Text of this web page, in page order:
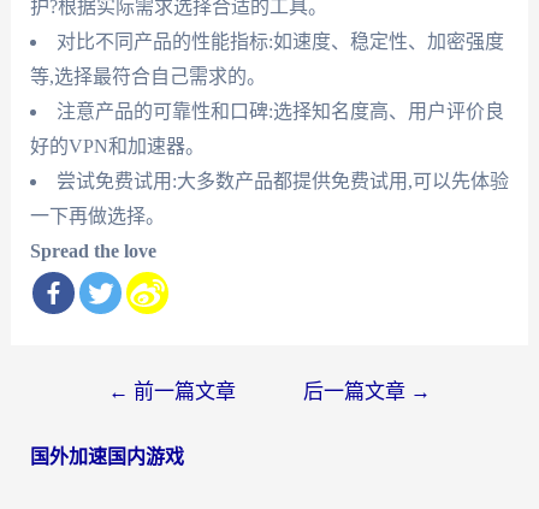
护?根据实际需求选择合适的工具。
对比不同产品的性能指标:如速度、稳定性、加密强度
等,选择最符合自己需求的。
注意产品的可靠性和口碑:选择知名度高、用户评价良
好的VPN和加速器。
尝试免费试用:大多数产品都提供免费试用,可以先体验
一下再做选择。
Spread the love
导
← 前一篇文章 后一篇文章 →
国外加速国内游戏